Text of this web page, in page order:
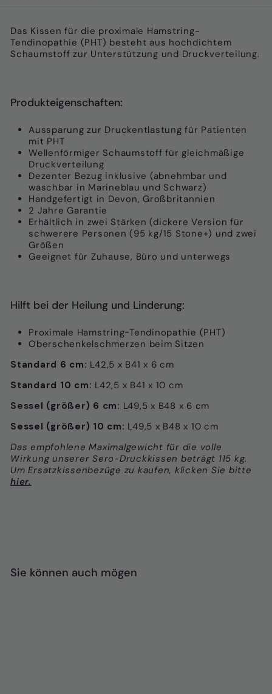
Das Kissen für die proximale Hamstring-
Tendinopathie (PHT) besteht aus hochdichtem
Schaumstoff zur Unterstützung und Druckverteilung.
Produkteigenschaften:
Aussparung zur Druckentlastung für Patienten
mit PHT
Wellenförmiger Schaumstoff für gleichmäßige
Druckverteilung
Dezenter Bezug inklusive (abnehmbar und
waschbar in Marineblau und Schwarz)
Handgefertigt in Devon, Großbritannien
2 Jahre Garantie
Erhältlich in zwei Stärken (dickere Version für
schwerere Personen (95 kg/15 Stone+) und zwei
Größen
Geeignet für Zuhause, Büro und unterwegs
Hilft bei der Heilung und Linderung:
Proximale Hamstring-Tendinopathie (PHT)
Oberschenkelschmerzen beim Sitzen
Standard 6 cm: L42,5 x B41 x 6 cm
Standard 10 cm: L42,5 x B41 x 10 cm
Sessel (größer) 6 cm: L49,5 x B48 x 6 cm
Sessel (größer) 10 cm: L49,5 x B48 x 10 cm
Das empfohlene Maximalgewicht für die volle
Wirkung unserer Sero-Druckkissen beträgt 115 kg.
Um Ersatzkissenbezüge zu kaufen, klicken Sie bitte
hier.
Sie können auch mögen